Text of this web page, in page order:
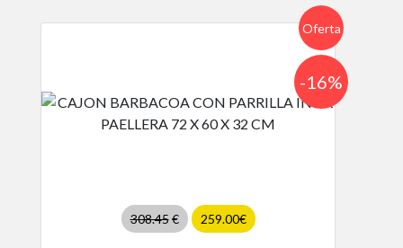
Oferta
308.45€ 259.00€
-16%